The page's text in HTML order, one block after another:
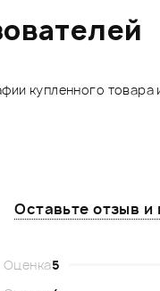
купленного товара
Оставьте отзыв и
Оценка5